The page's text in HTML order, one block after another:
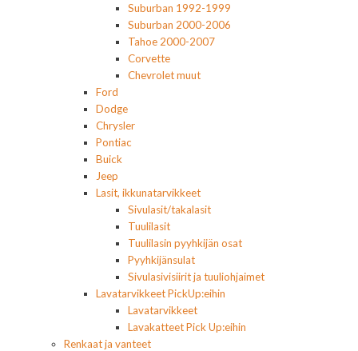
Suburban 1992-1999
Suburban 2000-2006
Tahoe 2000-2007
Corvette
Chevrolet muut
Ford
Dodge
Chrysler
Pontiac
Buick
Jeep
Lasit, ikkunatarvikkeet
Sivulasit/takalasit
Tuulilasit
Tuulilasin pyyhkijän osat
Pyyhkijänsulat
Sivulasivisiirit ja tuuliohjaimet
Lavatarvikkeet PickUp:eihin
Lavatarvikkeet
Lavakatteet Pick Up:eihin
Renkaat ja vanteet